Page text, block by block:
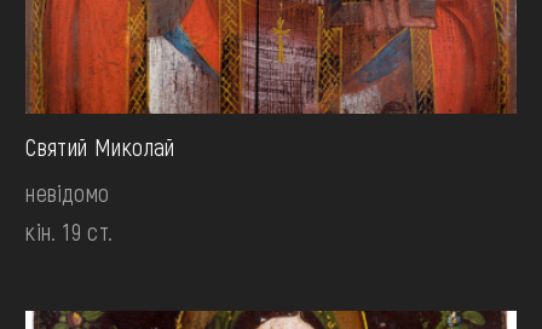
Святий Миколай
невідомо
кін. 19 ст.